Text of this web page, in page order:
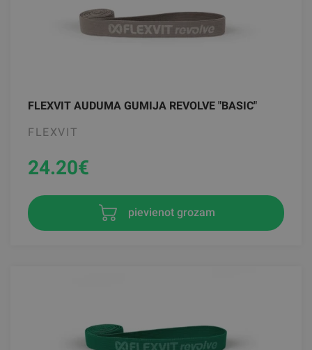
FLEXVIT AUDUMA GUMIJA REVOLVE "BASIC"
FLEXVIT
24.20€
pievienot grozam